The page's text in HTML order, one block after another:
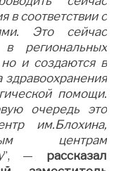
в соответствии с
Это сейчас
региональных
но и создаются в
здравоохранения
помощи.
очередь это
им.Блохина,
центрам
”, — рассказал